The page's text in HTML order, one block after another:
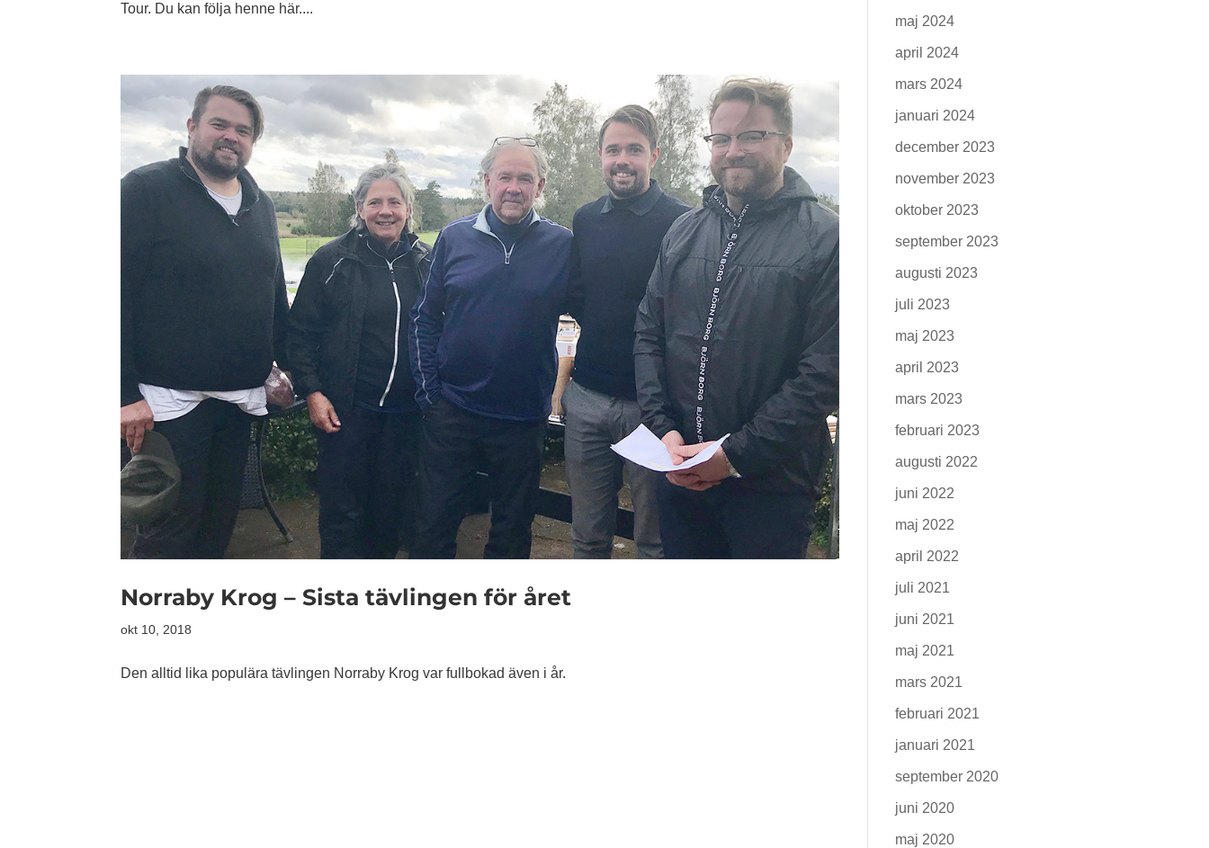
Tour. Du kan följa henne här....
Norraby Krog – Sista tävlingen för året
okt 10, 2018
Den alltid lika populära tävlingen Norraby Krog var fullbokad även i år.
maj 2024
april 2024
mars 2024
januari 2024
december 2023
november 2023
oktober 2023
september 2023
augusti 2023
juli 2023
maj 2023
april 2023
mars 2023
februari 2023
augusti 2022
juni 2022
maj 2022
april 2022
juli 2021
juni 2021
maj 2021
mars 2021
februari 2021
januari 2021
september 2020
juni 2020
maj 2020